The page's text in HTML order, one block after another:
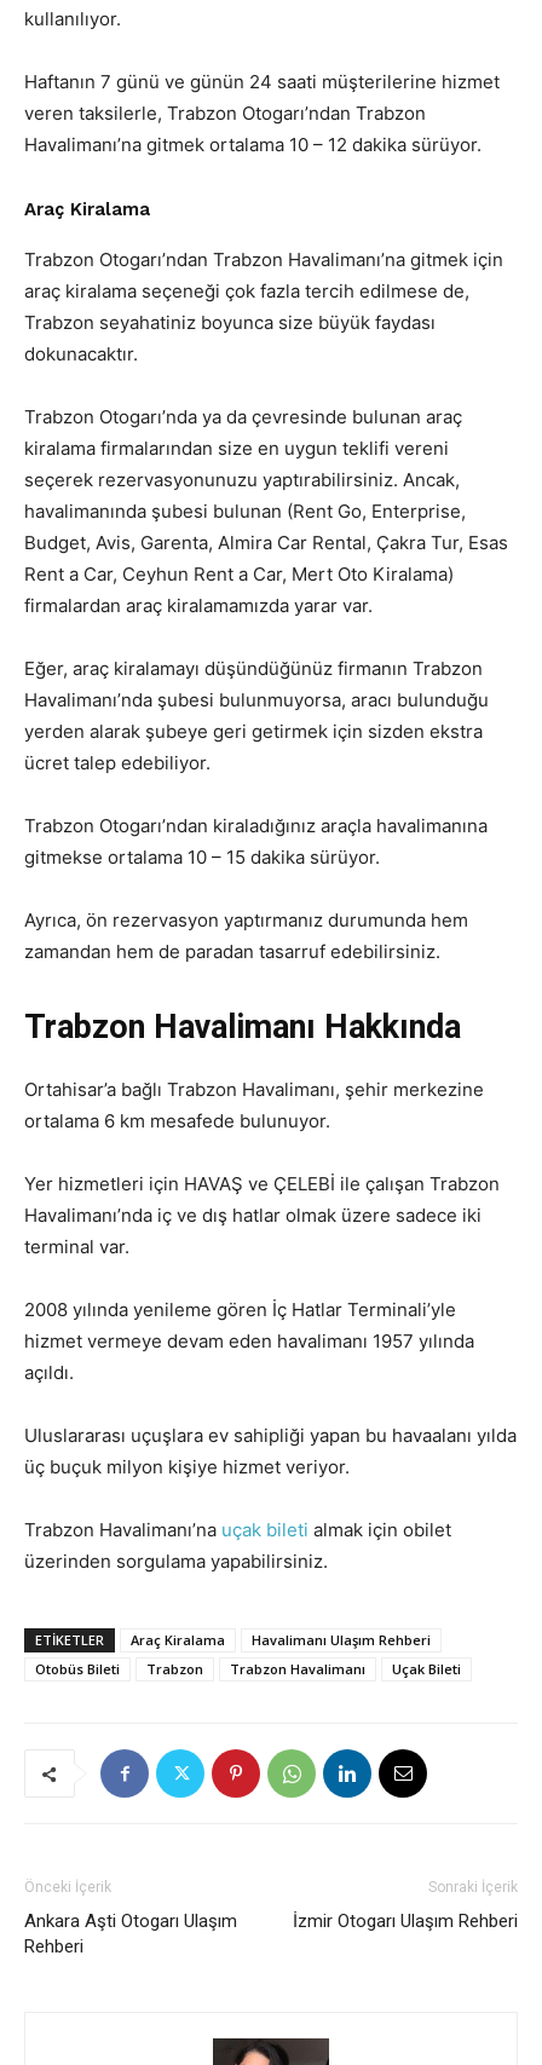
kullanılıyor.
Haftanın 7 günü ve günün 24 saati müşterilerine hizmet
veren taksilerle, Trabzon Otogarı’ndan Trabzon
Havalimanı’na gitmek ortalama 10 – 12 dakika sürüyor.
Araç Kiralama
Trabzon Otogarı’ndan Trabzon Havalimanı’na gitmek için
araç kiralama seçeneği çok fazla tercih edilmese de,
Trabzon seyahatiniz boyunca size büyük faydası
dokunacaktır.
Trabzon Otogarı’nda ya da çevresinde bulunan araç
kiralama firmalarından size en uygun teklifi vereni
seçerek rezervasyonunuzu yaptırabilirsiniz. Ancak,
havalimanında şubesi bulunan (Rent Go, Enterprise,
Budget, Avis, Garenta, Almira Car Rental, Çakra Tur, Esas
Rent a Car, Ceyhun Rent a Car, Mert Oto Kiralama)
firmalardan araç kiralamamızda yarar var.
Eğer, araç kiralamayı düşündüğünüz firmanın Trabzon
Havalimanı’nda şubesi bulunmuyorsa, aracı bulunduğu
yerden alarak şubeye geri getirmek için sizden ekstra
ücret talep edebiliyor.
Trabzon Otogarı’ndan kiraladığınız araçla havalimanına
gitmekse ortalama 10 – 15 dakika sürüyor.
Ayrıca, ön rezervasyon yaptırmanız durumunda hem
zamandan hem de paradan tasarruf edebilirsiniz.
Trabzon Havalimanı Hakkında
Ortahisar’a bağlı Trabzon Havalimanı, şehir merkezine
ortalama 6 km mesafede bulunuyor.
Yer hizmetleri için HAVAŞ ve ÇELEBİ ile çalışan Trabzon
Havalimanı’nda iç ve dış hatlar olmak üzere sadece iki
terminal var.
2008 yılında yenileme gören İç Hatlar Terminali’yle
hizmet vermeye devam eden havalimanı 1957 yılında
açıldı.
Uluslararası uçuşlara ev sahipliği yapan bu havaalanı yılda
üç buçuk milyon kişiye hizmet veriyor.
Trabzon Havalimanı’na uçak bileti almak için obilet
üzerinden sorgulama yapabilirsiniz.
ETIKETLER Araç Kiralama
Havalimanı Ulaşım Rehberi
Otobüs Bileti
Trabzon Trabzon Havalimanı Uçak Bileti
Önceki İçerik
Ankara Aşti Otogarı Ulaşım
Rehberi
Sonraki İçerik
İzmir Otogarı Ulaşım Rehberi